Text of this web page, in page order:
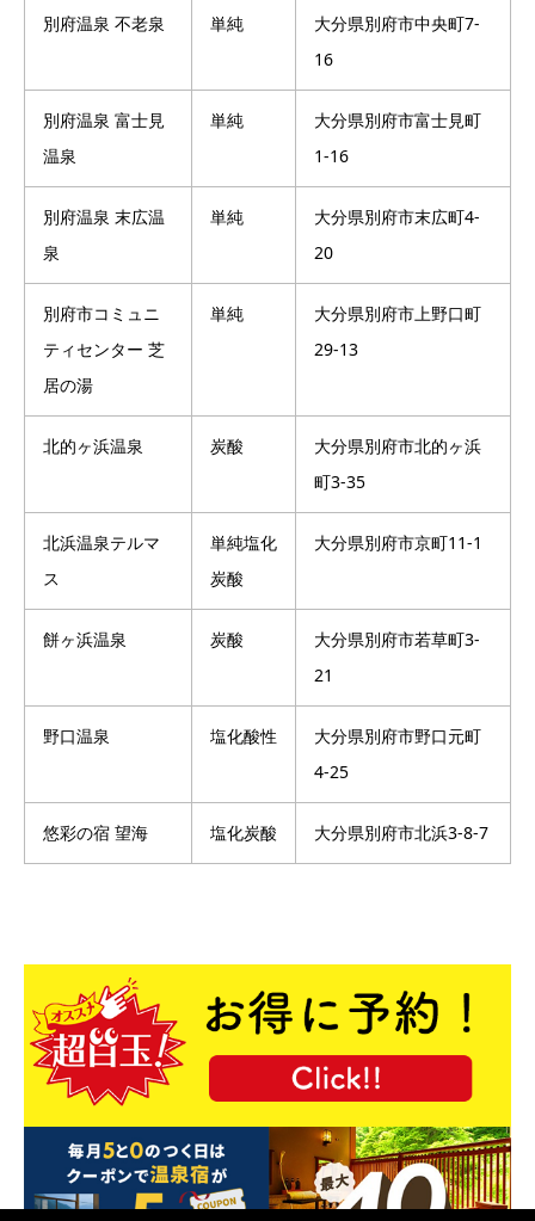
別府温泉 不老泉 単純
大分県別府市中央町7-
16
別府温泉 富士見
温泉
単純
大分県別府市富士見町
1-16
別府温泉 末広温
泉
単純
大分県別府市末広町4-
20
別府市コミュニ
ティセンター 芝
居の湯
単純
大分県別府市上野口町
29-13
北的ヶ浜温泉 炭酸
大分県別府市北的ヶ浜
町3-35
北浜温泉テルマ
ス
単純塩化
炭酸
大分県別府市京町11-1
餅ヶ浜温泉 炭酸
大分県別府市若草町3-
21
野口温泉 塩化酸性
大分県別府市野口元町
4-25
悠彩の宿 望海 塩化炭酸 大分県別府市北浜3-8-7